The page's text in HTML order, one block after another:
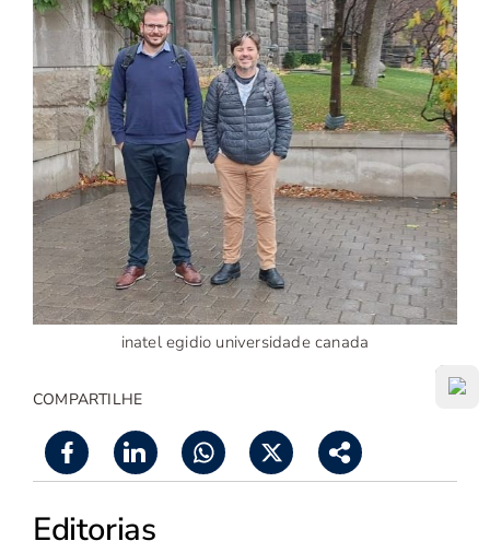
inatel egidio universidade canada
COMPARTILHE
Editorias